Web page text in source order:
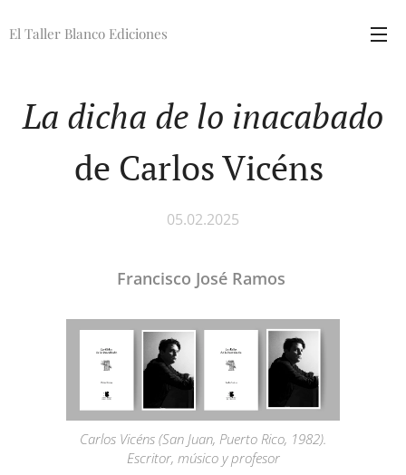
El Taller Blanco Ediciones
La dicha de lo inacabado
de Carlos Vicéns
05.02.2025
Francisco José Ramos
Carlos Vicéns (San Juan, Puerto Rico, 1982).
Escritor, músico y profesor